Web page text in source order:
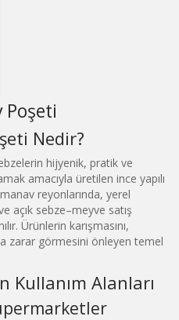
Poşeti
Nedir?
hijyenik, pratik ve
amacıyla üretilen ince yapılı
reyonlarında, yerel
açık sebze–meyve satış
Ürünlerin karışmasını,
zarar görmesini önleyen temel
Kullanım Alanları